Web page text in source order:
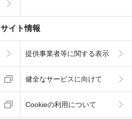
サイト情報
提供事業者等に関する表示
健全なサービスに向けて
Cookieの利用について